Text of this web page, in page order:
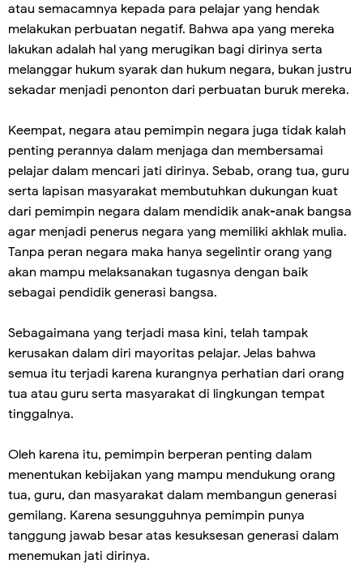
atau semacamnya kepada para pelajar yang hendak
melakukan perbuatan negatif. Bahwa apa yang mereka
lakukan adalah hal yang merugikan bagi dirinya serta
melanggar hukum syarak dan hukum negara, bukan justru
sekadar menjadi penonton dari perbuatan buruk mereka.
Keempat, negara atau pemimpin negara juga tidak kalah
penting perannya dalam menjaga dan membersamai
pelajar dalam mencari jati dirinya. Sebab, orang tua, guru
serta lapisan masyarakat membutuhkan dukungan kuat
dari pemimpin negara dalam mendidik anak-anak bangsa
agar menjadi penerus negara yang memiliki akhlak mulia.
Tanpa peran negara maka hanya segelintir orang yang
akan mampu melaksanakan tugasnya dengan baik
sebagai pendidik generasi bangsa.
Sebagaimana yang terjadi masa kini, telah tampak
kerusakan dalam diri mayoritas pelajar. Jelas bahwa
semua itu terjadi karena kurangnya perhatian dari orang
tua atau guru serta masyarakat di lingkungan tempat
tinggalnya.
Oleh karena itu, pemimpin berperan penting dalam
menentukan kebijakan yang mampu mendukung orang
tua, guru, dan masyarakat dalam membangun generasi
gemilang. Karena sesungguhnya pemimpin punya
tanggung jawab besar atas kesuksesan generasi dalam
menemukan jati dirinya.